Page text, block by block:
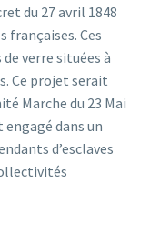
du 27 avril 1848
françaises. Ces
verre situées à
Ce projet serait
Marche du 23 Mai
engagé dans un
d’esclaves